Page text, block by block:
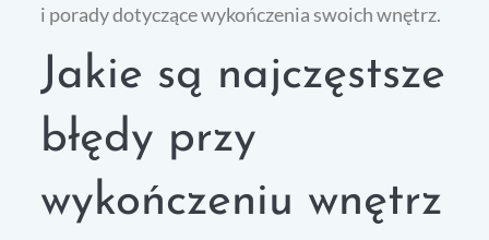
i porady dotyczące wykończenia swoich wnętrz.
Jakie są najczęstsze
błędy przy
wykończeniu wnętrz